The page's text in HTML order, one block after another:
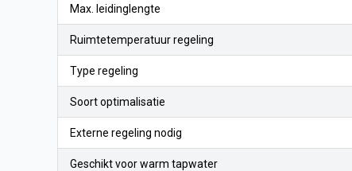
Max. leidinglengte
Ruimtetemperatuur regeling
Type regeling
Soort optimalisatie
Externe regeling nodig
Geschikt voor warm tapwater